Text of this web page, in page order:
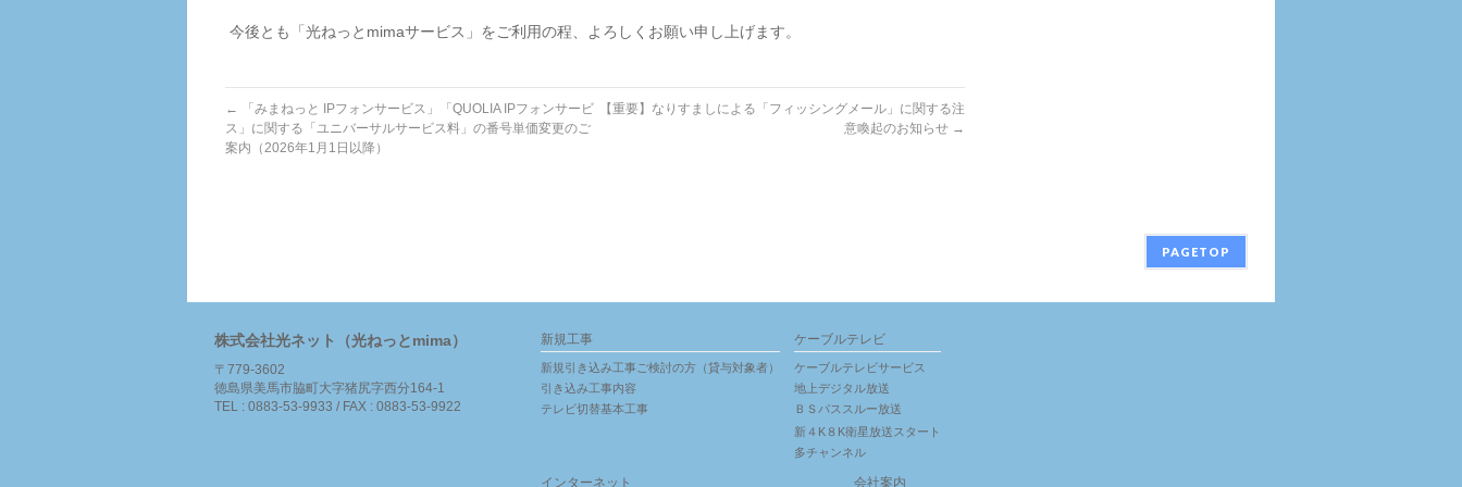
今後とも「光ねっとmimaサービス」をご利用の程、よろしくお願い申し上げます。
←
「みまねっと IPフォンサービス」「QUOLIA IPフォンサービ
ス」に関する「ユニバーサルサービス料」の番号単価変更のご
案内（2026年1月1日以降）
【重要】なりすましによる「フィッシングメール」に関する注
意喚起のお知らせ →
PAGETOP
株式会社光ネット（光ねっとmima）
〒779-3602
徳島県美馬市脇町大字猪尻字西分164-1
TEL : 0883-53-9933 / FAX : 0883-53-9922
新規工事
新規引き込み工事ご検討の方（貸与対象者）
引き込み工事内容
テレビ切替基本工事
ケーブルテレビ
ケーブルテレビサービス
地上デジタル放送
ＢＳパススルー放送
新４K８K衛星放送スタート
多チャンネル
インターネット 会社案内